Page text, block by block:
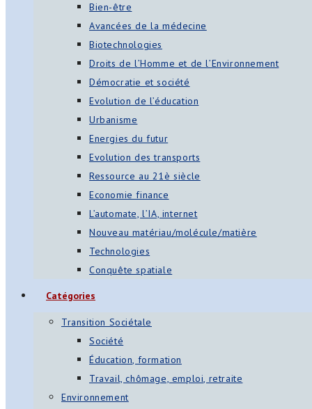
Bien-être
Avancées de la médecine
Biotechnologies
Droits de l’Homme et de l’Environnement
Démocratie et société
Evolution de l’éducation
Urbanisme
Energies du futur
Evolution des transports
Ressource au 21è siècle
Economie finance
L’automate, l’IA, internet
Nouveau matériau/molécule/matière
Technologies
Conquête spatiale
Catégories
Transition Sociétale
Société
Éducation, formation
Travail, chômage, emploi, retraite
Environnement